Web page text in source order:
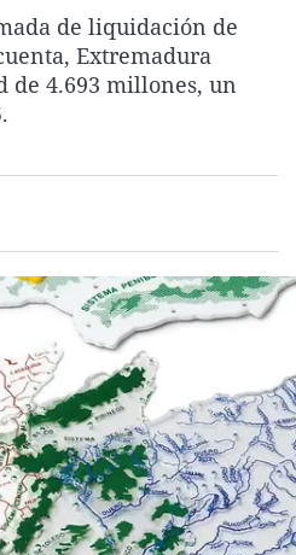
La rosa de los vientos
Gente viajera
Como el perro y el
Caso
Retornados
Equipo de
Extremadura
Galicia
Virales
Televisión
de liquidación de
Extremadura
4.693 millones, un